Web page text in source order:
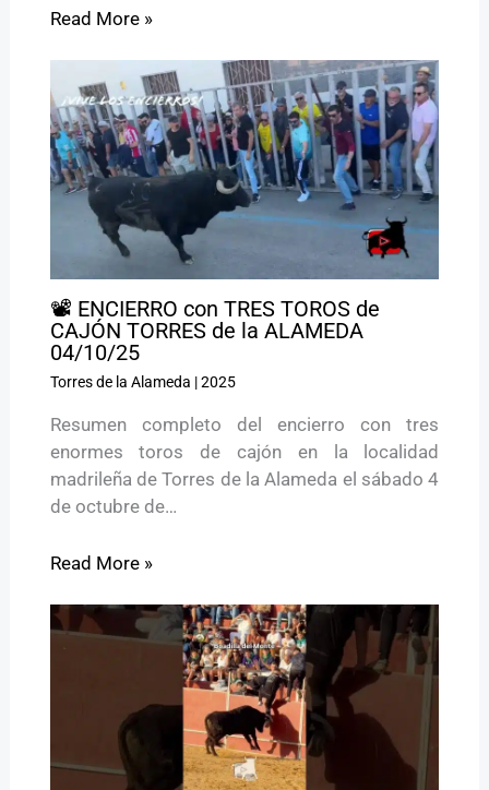
Read More »
📽️ ENCIERRO con TRES TOROS de
CAJÓN TORRES de la ALAMEDA
04/10/25
Torres de la Alameda |2025
Resumen completo del encierro con tres
enormes toros de cajón en la localidad
madrileña de Torres de la Alameda el sábado 4
de octubre de…
Read More »